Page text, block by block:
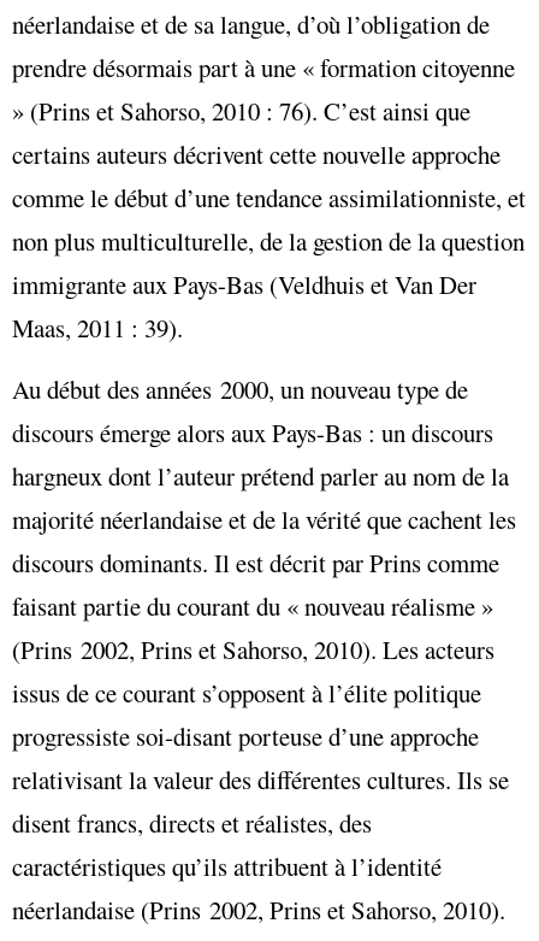
néerlandaise et de sa langue, d’où l’obligation de
prendre désormais part à une « formation citoyenne
» (Prins et Sahorso, 2010 : 76). C’est ainsi que
certains auteurs décrivent cette nouvelle approche
comme le début d’une tendance assimilationniste, et
non plus multiculturelle, de la gestion de la question
immigrante aux Pays-Bas (Veldhuis et Van Der
Maas, 2011 : 39).
Au début des années 2000, un nouveau type de
discours émerge alors aux Pays-Bas : un discours
hargneux dont l’auteur prétend parler au nom de la
majorité néerlandaise et de la vérité que cachent les
discours dominants. Il est décrit par Prins comme
faisant partie du courant du « nouveau réalisme »
(Prins 2002, Prins et Sahorso, 2010). Les acteurs
issus de ce courant s’opposent à l’élite politique
progressiste soi-disant porteuse d’une approche
relativisant la valeur des différentes cultures. Ils se
disent francs, directs et réalistes, des
caractéristiques qu’ils attribuent à l’identité
néerlandaise (Prins 2002, Prins et Sahorso, 2010).